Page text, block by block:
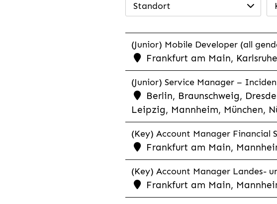
Standort
(Junior) Mobile Developer (all
Frankfurt am Main,
(Junior) Service Manager –
Berlin, Braunschweig,
Leipzig, Mannheim, München,
(Key) Account Manager Financial
Frankfurt am Main,
(Key) Account Manager Landes-
Frankfurt am Main,